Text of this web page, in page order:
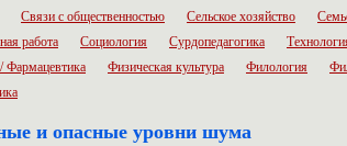
Связи с общественностью Сельское хозяйство
работа Социология Сурдопедагогика
Фармацевтика Физическая культура Филология
и опасные уровни шума